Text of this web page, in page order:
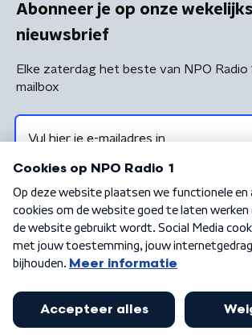
Abonneer je op onze
nieuwsbrief
Elke zaterdag het beste van NPO Radio
mailbox
Algemene voorwaarden